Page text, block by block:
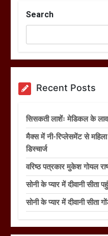
Search
Recent Posts
सिसकती लाशेंः मेडिकल के
मैक्स में नी-रिप्लेसमेंट से
डिस्चार्ज
वरिष्ठ पत्रकार मुकेश गोयल
सोनी के प्यार में दीवानी सीता
सोनी के प्यार में दीवानी सीता